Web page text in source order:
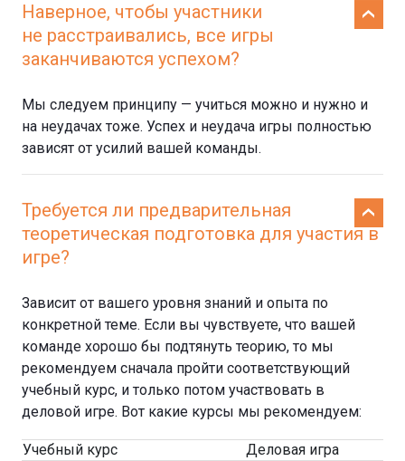
Наверное, чтобы участники
не расстраивались, все игры
заканчиваются успехом?
Мы следуем принципу — учиться можно и нужно и
на неудачах тоже. Успех и неудача игры полностью
зависят от усилий вашей команды.
Требуется ли предварительная
теоретическая подготовка для участия в
игре?
Зависит от вашего уровня знаний и опыта по
конкретной теме. Если вы чувствуете, что вашей
команде хорошо бы подтянуть теорию, то мы
рекомендуем сначала пройти соответствующий
учебный курс, и только потом участвовать в
деловой игре. Вот какие курсы мы рекомендуем:
Учебный курс
Деловая игра